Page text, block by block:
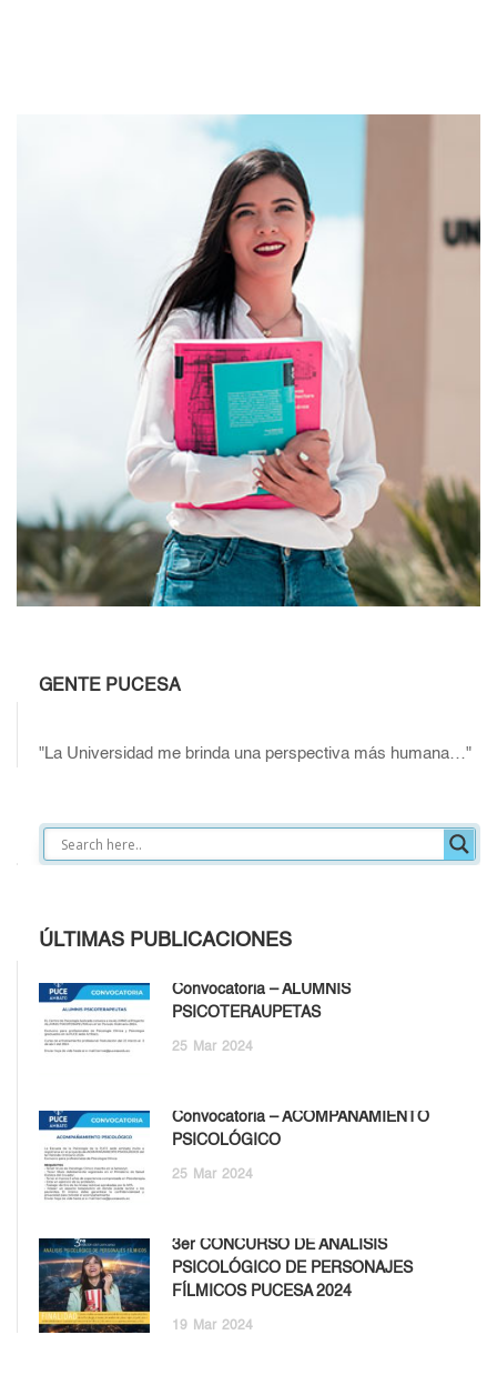
GENTE PUCESA
"La Universidad me brinda una perspectiva más humana…"
ÚLTIMAS PUBLICACIONES
Convocatoria – ALUMNIS
PSICOTERAUPETAS
25 Mar 2024
Convocatoria – ACOMPAÑAMIENTO
PSICOLÓGICO
25 Mar 2024
3er CONCURSO DE ANÁLISIS
PSICOLÓGICO DE PERSONAJES
FÍLMICOS PUCESA 2024
19 Mar 2024